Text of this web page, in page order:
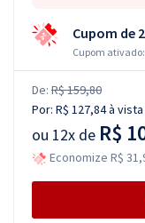
Cupom de
Cupom ativado:
De: R$ 159,80
Por: R$ 127,84à vista
ou 12x de R$
Economize R$